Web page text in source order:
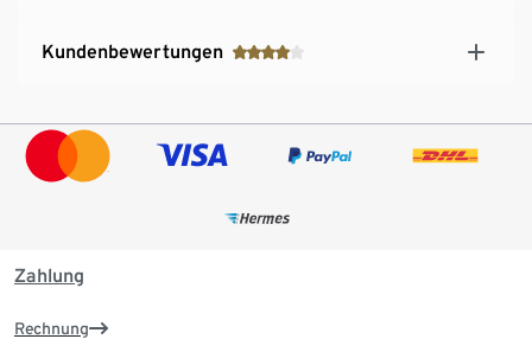
Kundenbewertungen
Zahlung
Rechnung